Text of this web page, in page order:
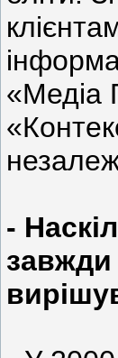
«Медіа
-
завжди